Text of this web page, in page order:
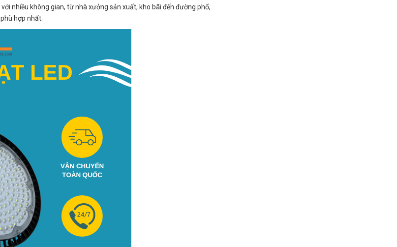
nhiều không gian, từ nhà xưởng sản xuất, kho bãi đến đường phố,
hợp nhất.